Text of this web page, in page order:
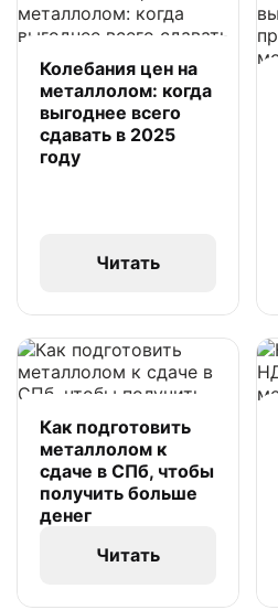
Колебания цен на
металлолом: когда
выгоднее всего
сдавать в 2025
году
Читать
Как подготовить
металлолом к
сдаче в СПб, чтобы
получить больше
денег
Читать